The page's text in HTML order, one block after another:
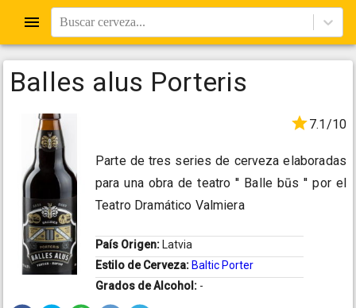
Buscar cerveza...
Balles alus Porteris
7.1/10
Parte de tres series de cerveza elaboradas
para una obra de teatro '' Balle būs '' por el
Teatro Dramático Valmiera
País Origen: Latvia
Estilo de Cerveza: Baltic Porter
Grados de Alcohol: -